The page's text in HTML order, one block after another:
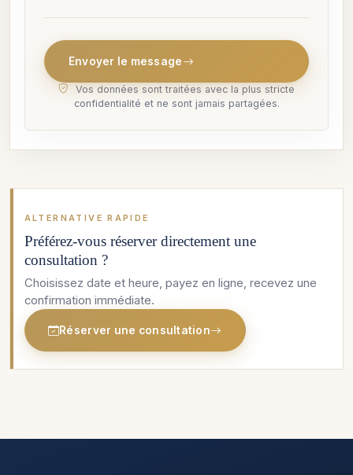
Vos données sont traitées avec la plus stricte
confidentialité et ne sont jamais partagées.
Envoyer le message
ALTERNATIVE RAPIDE
Préférez-vous réserver directement une
consultation ?
Choisissez date et heure, payez en ligne, recevez une
confirmation immédiate.
Réserver une consultation